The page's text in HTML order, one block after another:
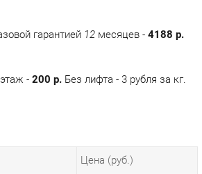
137 090.00 р.